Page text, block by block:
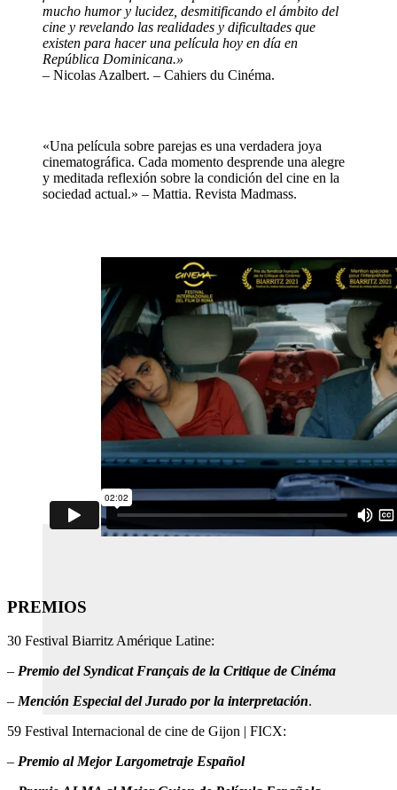
mucho humor y lucidez, desmitificando el ámbito del
cine y revelando las realidades y dificultades que
existen para hacer una película hoy en día en
República Dominicana.»
– Nicolas Azalbert. – Cahiers du Cinéma.
«Una película sobre parejas es una verdadera joya
cinematográfica. Cada momento desprende una alegre
y meditada reflexión sobre la condición del cine en la
sociedad actual.» – Mattia. Revista Madmass.
PREMIOS
30 Festival Biarritz Amérique Latine:
– Premio del Syndicat Français de la Critique de Cinéma
– Mención Especial del Jurado por la interpretación.
59 Festival Internacional de cine de Gijon | FICX:
– Premio al Mejor Largometraje Español